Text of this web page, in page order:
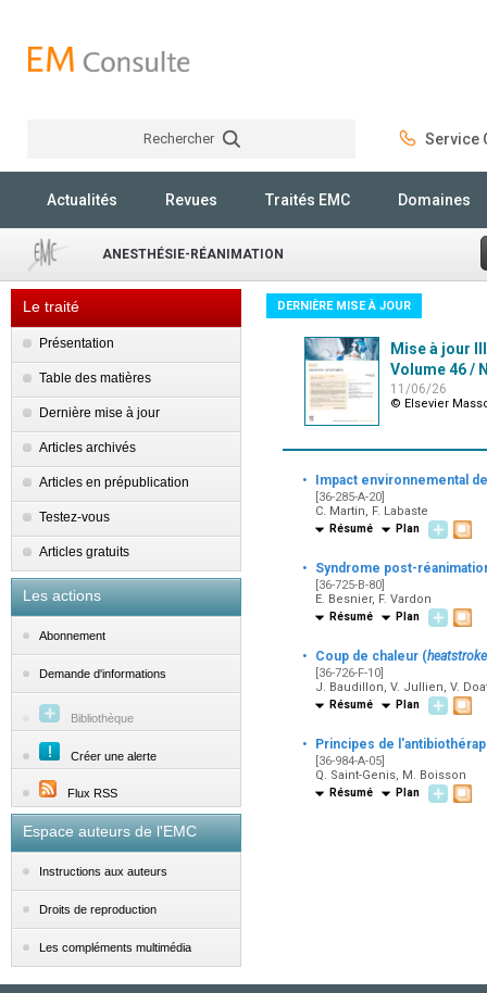
Rechercher Service
Actualités Revues Traités EMC Domaines
ANESTHÉSIE-RÉANIMATION
Le traité
Présentation
Table des matières
Dernière mise à jour
Articles archivés
Articles en prépublication
Testez-vous
Articles gratuits
Les actions
Abonnement
Demande d'informations
Bibliothèque
Créer une alerte
Flux RSS
Espace auteurs de l'EMC
Instructions aux auteurs
Droits de reproduction
Les compléments multimédia
DERNIÈRE MISE À JOUR
Mise à jour
Volume 46 /
11/06/26
© Elsevier
· Impact environnemental
[36-285-A-20]
C. Martin, F. Labaste
Résumé Plan
· Syndrome post-
[36-725-B-80]
E. Besnier, F. Vardon
Résumé Plan
· Coup de chaleur (heatstroke
[36-726-F-10]
J. Baudillon, V. Jullien, V.
Résumé Plan
· Principes de
[36-984-A-05]
Q. Saint-Genis, M. Boisson
Résumé Plan